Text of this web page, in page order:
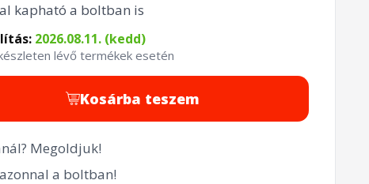
kapható a boltban is
2026.08.11. (kedd)
lévő termékek esetén
Kosárba teszem
Megoldjuk!
a boltban!